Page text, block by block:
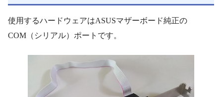
使用するハードウェアはASUSマザーボード純正の
COM（シリアル）ポートです。